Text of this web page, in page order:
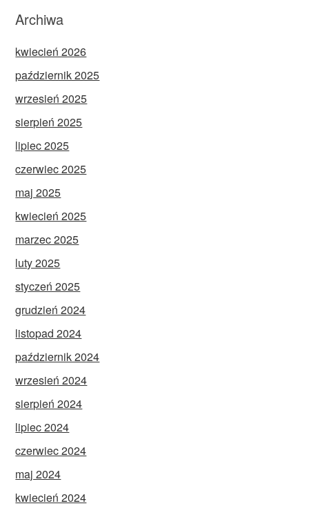
Archiwa
kwiecień 2026
październik 2025
wrzesień 2025
sierpień 2025
lipiec 2025
czerwiec 2025
maj 2025
kwiecień 2025
marzec 2025
luty 2025
styczeń 2025
grudzień 2024
listopad 2024
październik 2024
wrzesień 2024
sierpień 2024
lipiec 2024
czerwiec 2024
maj 2024
kwiecień 2024